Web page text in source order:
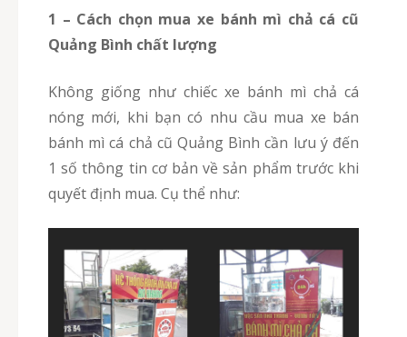
1 – Cách chọn mua xe bánh mì chả cá cũ
Quảng Bình chất lượng
Không giống như chiếc xe bánh mì chả cá
nóng mới, khi bạn có nhu cầu mua xe bán
bánh mì cá chả cũ Quảng Bình cần lưu ý đến
1 số thông tin cơ bản về sản phẩm trước khi
quyết định mua. Cụ thể như: